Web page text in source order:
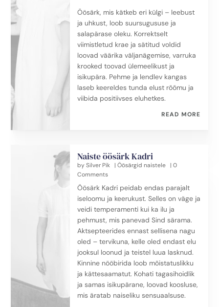
Öösärk, mis kätkeb eri külgi – leebust
ja uhkust, loob suursugususe ja
salapärase oleku. Korrektselt
viimistletud krae ja sätitud voldid
loovad väärika väljanägemise, varruka
krooked toovad ülemeelikust ja
isikupära. Pehme ja lendlev kangas
laseb keereldes tunda elust rõõmu ja
viibida positiivses eluhetkes.
READ MORE
Naiste öösärk Kadri
bySilver Pik |Öösärgid naistele
| 0
Comments
Öösärk Kadri peidab endas parajalt
iseloomu ja keerukust. Selles on väge ja
veidi temperamenti kui ka ilu ja
pehmust, mis panevad Sind särama.
Aktsepteerides ennast sellisena nagu
oled – tervikuna, kelle oled endast elu
jooksul loonud ja teistel luua lasknud.
Kinnine nööbirida loob mõistatuslikku
ja kättesaamatut. Kohati tagasihoidlik
ja samas isikupärane, loovad koosluse,
mis äratab naiseliku sensuaalsuse.